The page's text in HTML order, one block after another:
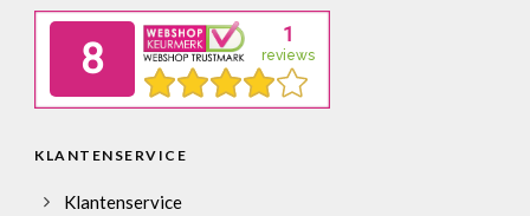
KLANTENSERVICE
Klantenservice